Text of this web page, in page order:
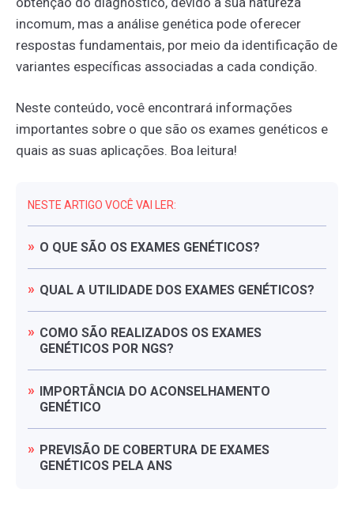
incomum, mas a análise genética pode oferecer
respostas fundamentais, por meio da identificação de
variantes específicas associadas a cada condição.
Neste conteúdo, você encontrará informações
importantes sobre o que são os exames genéticos e
quais as suas aplicações. Boa leitura!
NESTE ARTIGO VOCÊ VAI LER:
O QUE SÃO OS EXAMES GENÉTICOS?
QUAL A UTILIDADE DOS EXAMES GENÉTICOS?
COMO SÃO REALIZADOS OS EXAMES
GENÉTICOS POR NGS?
IMPORTÂNCIA DO ACONSELHAMENTO
GENÉTICO
PREVISÃO DE COBERTURA DE EXAMES
GENÉTICOS PELA ANS